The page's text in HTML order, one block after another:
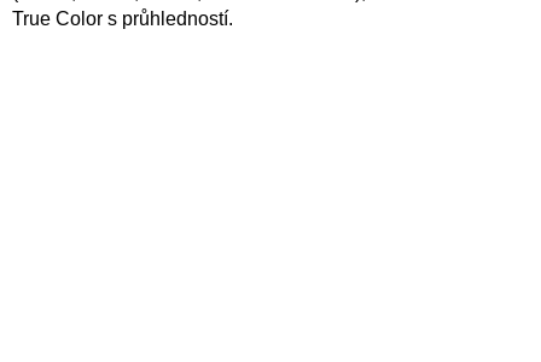
True Color s průhledností.